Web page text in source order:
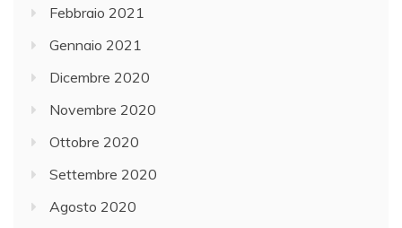
Febbraio 2021
Gennaio 2021
Dicembre 2020
Novembre 2020
Ottobre 2020
Settembre 2020
Agosto 2020